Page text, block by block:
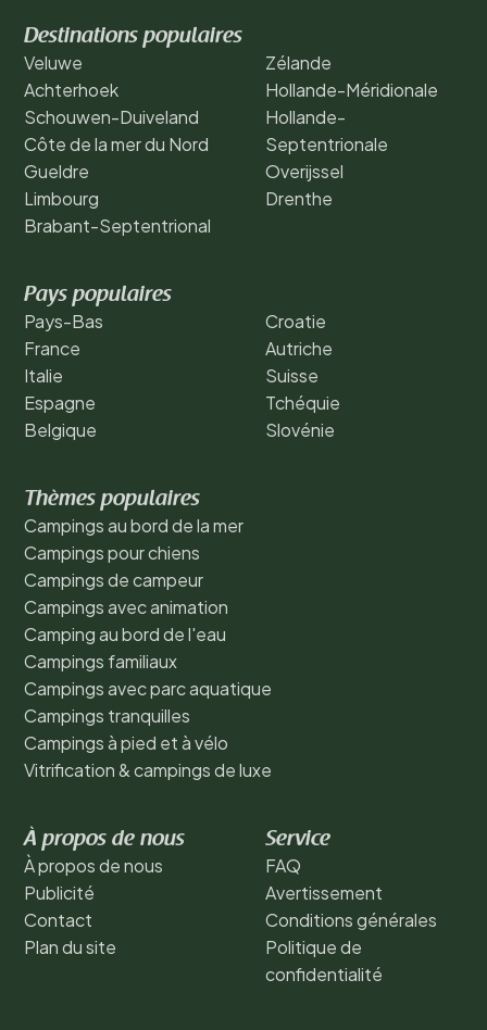
Destinations populaires
Veluwe
Achterhoek
Schouwen-Duiveland
Côte de la mer du Nord
Gueldre
Limbourg
Brabant-Septentrional
Zélande
Hollande-Méridionale
Hollande-
Septentrionale
Overijssel
Drenthe
Pays populaires
Pays-Bas
France
Italie
Espagne
Belgique
Croatie
Autriche
Suisse
Tchéquie
Slovénie
Thèmes populaires
Campings au bord de la mer
Campings pour chiens
Campings de campeur
Campings avec animation
Camping au bord de l'eau
Campings familiaux
Campings avec parc aquatique
Campings tranquilles
Campings à pied et à vélo
Vitrification & campings de luxe
À propos de nous
À propos de nous
Publicité
Contact
Plan du site
Service
FAQ
Avertissement
Conditions générales
Politique de
confidentialité